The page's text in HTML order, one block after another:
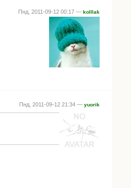
Пнд, 2011-09-12 00:17 — kolllak
Пнд, 2011-09-12 21:34 — yuorik